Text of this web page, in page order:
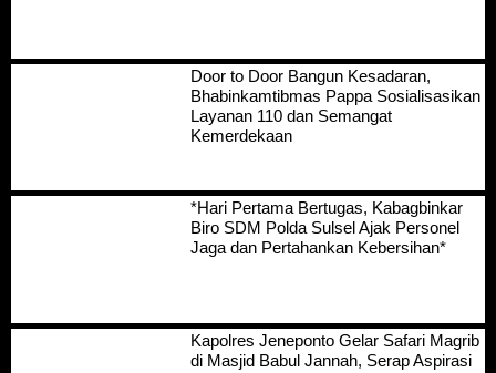
Door to Door Bangun Kesadaran,
Bhabinkamtibmas Pappa Sosialisasikan
Layanan 110 dan Semangat
Kemerdekaan
*Hari Pertama Bertugas, Kabagbinkar
Biro SDM Polda Sulsel Ajak Personel
Jaga dan Pertahankan Kebersihan*
Kapolres Jeneponto Gelar Safari Magrib
di Masjid Babul Jannah, Serap Aspirasi